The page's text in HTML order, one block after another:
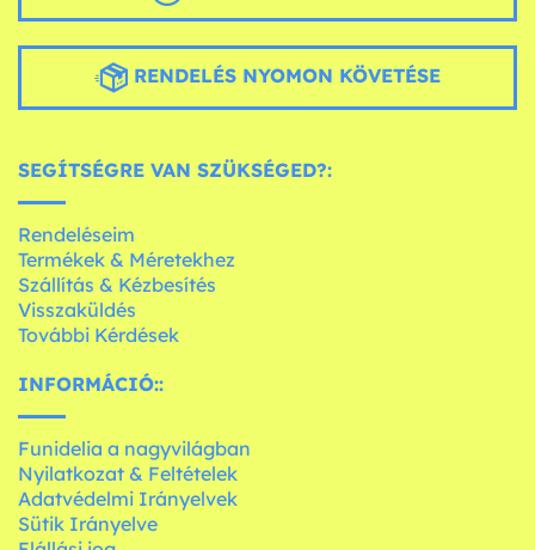
RENDELÉS NYOMON KÖVETÉSE
SEGÍTSÉGRE VAN SZÜKSÉGED?:
Rendeléseim
Termékek & Méretekhez
Szállítás & Kézbesítés
Visszaküldés
További Kérdések
INFORMÁCIÓ::
Funidelia a nagyvilágban
Nyilatkozat & Feltételek
Adatvédelmi Irányelvek
Sütik Irányelve